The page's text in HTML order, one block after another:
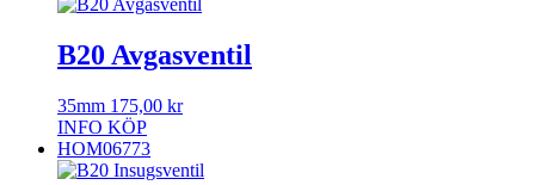
B20 Avgasventil
35mm 175,00 kr
INFO KÖP
HOM06773